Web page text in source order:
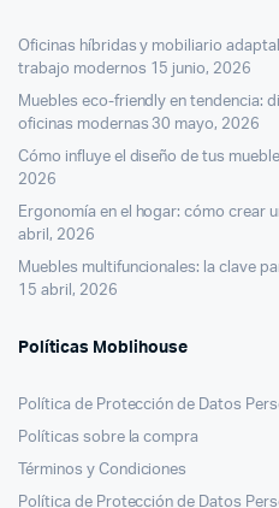
Oficinas híbridas y mobiliario
trabajo modernos 15 junio, 2026
Muebles eco-friendly en tendencia:
oficinas modernas 30 mayo, 2026
Cómo influye el diseño de tus
2026
Ergonomía en el hogar: cómo crear
abril, 2026
Muebles multifuncionales: la clave
15 abril, 2026
Políticas Moblihouse
Política de Protección de Datos
Políticas sobre la compra
Términos y Condiciones
Política de Protección de Datos